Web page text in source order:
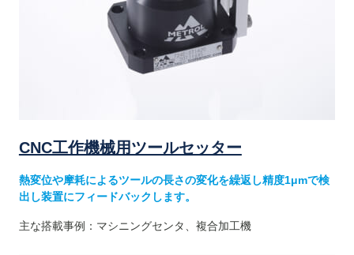
CNC工作機械用ツールセッター
熱変位や摩耗によるツールの長さの変化を繰返し精度1μmで検
出し装置にフィードバックします。
主な搭載事例：マシニングセンタ、複合加工機